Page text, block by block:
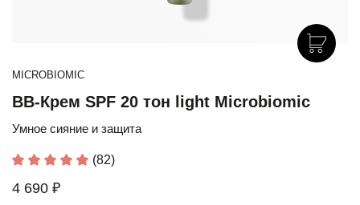
MICROBIOMIC
BB-Крем SPF 20 тон light Microbiomic
Умное сияние и защита
(82)
4 690 ₽